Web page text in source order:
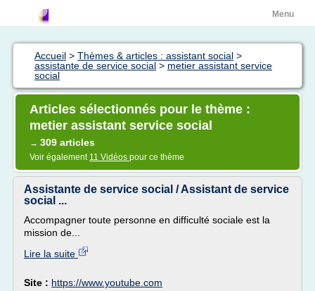
Menu
Accueil > Thèmes & articles : assistant social >
assistante de service social > metier assistant service
social
Articles sélectionnés pour le thème :
metier assistant service social
→ 309 articles
Voir également 11 Vidéos pour ce thème
Assistante de service social / Assistant de service
social ...
Accompagner toute personne en difficulté sociale est la
mission de...
Lire la suite
Site : https://www.youtube.com